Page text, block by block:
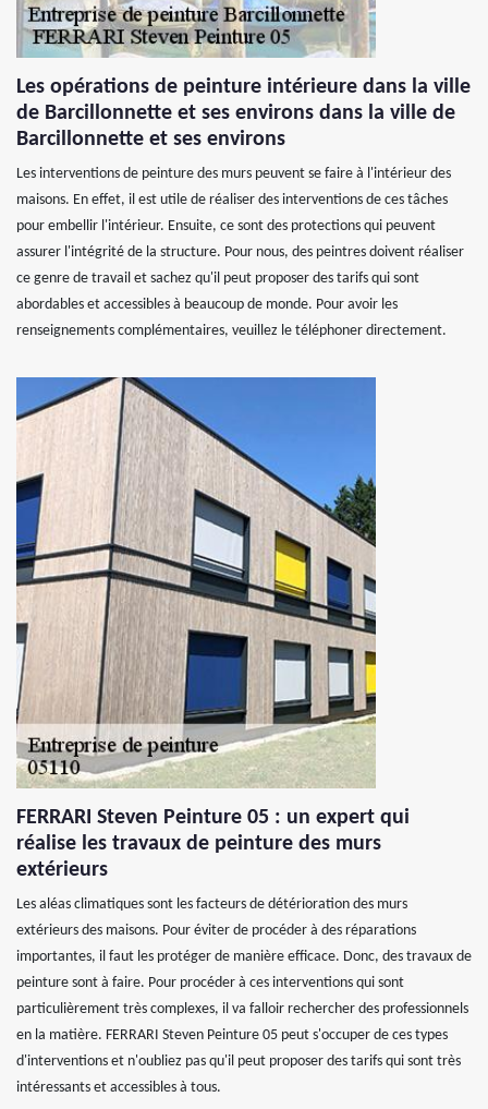
Les opérations de peinture intérieure dans la ville
de Barcillonnette et ses environs dans la ville de
Barcillonnette et ses environs
Les interventions de peinture des murs peuvent se faire à l'intérieur des
maisons. En effet, il est utile de réaliser des interventions de ces tâches
pour embellir l'intérieur. Ensuite, ce sont des protections qui peuvent
assurer l'intégrité de la structure. Pour nous, des peintres doivent réaliser
ce genre de travail et sachez qu'il peut proposer des tarifs qui sont
abordables et accessibles à beaucoup de monde. Pour avoir les
renseignements complémentaires, veuillez le téléphoner directement.
FERRARI Steven Peinture 05 : un expert qui
réalise les travaux de peinture des murs
extérieurs
Les aléas climatiques sont les facteurs de détérioration des murs
extérieurs des maisons. Pour éviter de procéder à des réparations
importantes, il faut les protéger de manière efficace. Donc, des travaux de
peinture sont à faire. Pour procéder à ces interventions qui sont
particulièrement très complexes, il va falloir rechercher des professionnels
en la matière. FERRARI Steven Peinture 05 peut s'occuper de ces types
d'interventions et n'oubliez pas qu'il peut proposer des tarifs qui sont très
intéressants et accessibles à tous.